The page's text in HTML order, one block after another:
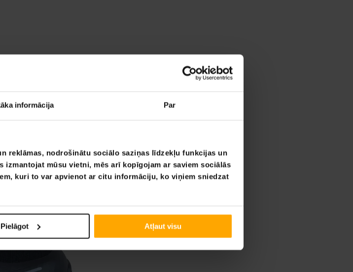
informācija Par
reklāmas, nodrošinātu sociālo saziņas līdzekļu funkcijas un
mūsu vietni, mēs arī kopīgojam ar saviem sociālās
kuri to var apvienot ar citu informāciju, ko viņiem sniedzat
Pielāgot Atļaut visu